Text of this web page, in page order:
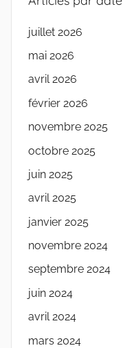
juillet 2026
mai 2026
avril 2026
février 2026
novembre 2025
octobre 2025
juin 2025
avril 2025
janvier 2025
novembre 2024
septembre 2024
juin 2024
avril 2024
mars 2024